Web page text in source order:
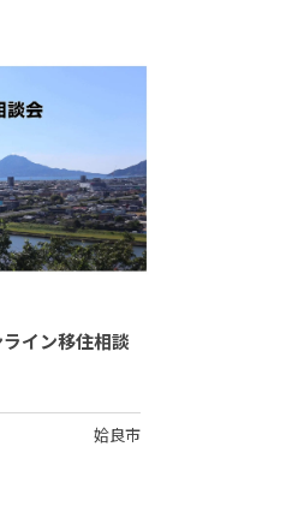
ライン移住相談
姶良市